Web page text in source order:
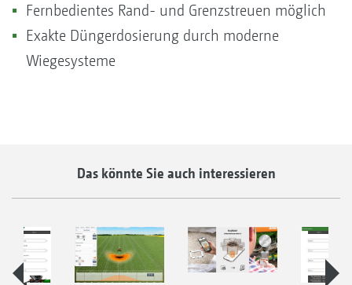
Fernbedientes Rand- und Grenzstreuen möglich
Exakte Düngerdosierung durch moderne
Wiegesysteme
Das könnte Sie auch interessieren